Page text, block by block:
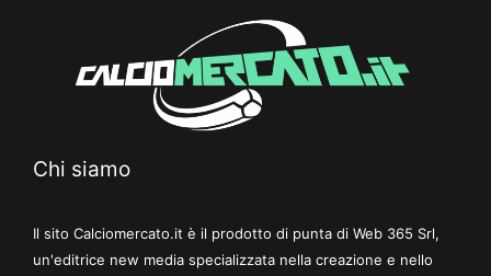
Chi siamo
Il sito Calciomercato.it è il prodotto di punta di Web 365 Srl,
un'editrice new media specializzata nella creazione e nello